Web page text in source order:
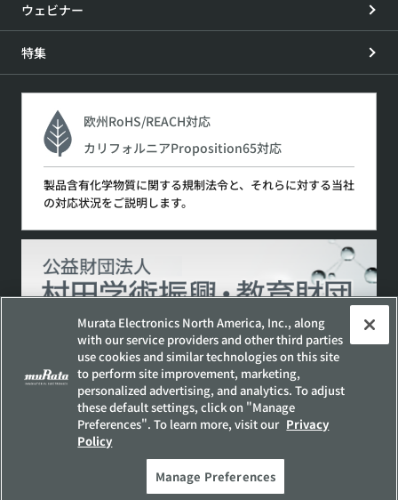
ウェビナー
特集
欧州RoHS/REACH対応
カリフォルニアProposition65対応
製品含有化学物質に関する規制法令と、それらに対する当社
の対応状況をご説明します。
サイトポリシー
ソーシャルメディアポリシー
個人情報保護方針
お客様の個人情報の取り扱いについて
サイトマップ
Copyright © Murata Manufacturing Co., Ltd. All Rights Reserved.
Murata Electronics North America, Inc., along
with our service providers and other third parties
use cookies and similar technologies on this site
to perform site improvement, marketing,
personalized advertising, and analytics. To adjust
these default settings, click on "Manage
Preferences". To learn more, visit our Privacy
Policy
Manage Preferences